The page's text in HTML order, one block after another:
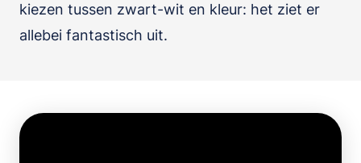
kiezen tussen zwart-wit en kleur: het ziet er
allebei fantastisch uit.